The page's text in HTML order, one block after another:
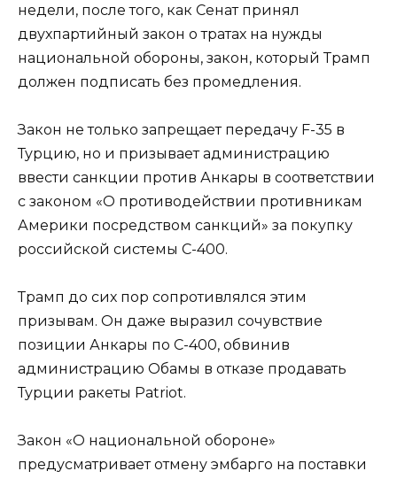
недели, после того, как Сенат принял
двухпартийный закон о тратах на нужды
национальной обороны, закон, который Трамп
должен подписать без промедления.
Закон не только запрещает передачу F-35 в
Турцию, но и призывает администрацию
ввести санкции против Анкары в соответствии
с законом «О противодействии противникам
Америки посредством санкций» за покупку
российской системы С-400.
Трамп до сих пор сопротивлялся этим
призывам. Он даже выразил сочувствие
позиции Анкары по С-400, обвинив
администрацию Обамы в отказе продавать
Турции ракеты Patriot.
Закон «О национальной обороне»
предусматривает отмену эмбарго на поставки